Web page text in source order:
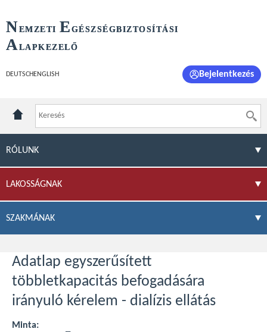
NEMZETI E GÉSZSÉGBIZTOSÍTÁSI
ALAPKEZELŐ
DEUTSCH ENGLISH Bejelentkezés
RÓLUNK
LAKOSSÁGNAK
SZAKMÁNAK
Adatlap egyszerűsített
többletkapacitás befogadására
irányuló kérelem - dialízis ellátás
Minta: